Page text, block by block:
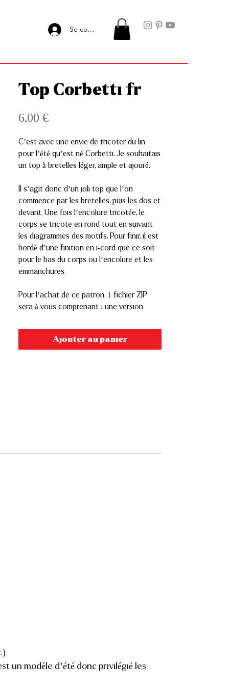
Se connecter
Top Corbetti fr
6,00 €Prix
C’est avec une envie de tricoter du lin
pour l’été qu’est né Corbetti. Je souhaitais
un top à bretelles léger, ample et ajouré.
Il s’agit donc d’un joli top que l’on
commence par les bretelles, puis les dos et
devant. Une fois l’encolure tricotée, le
corps se tricote en rond tout en suivant
les diagrammes des motifs. Pour finir, il est
bordé d’une finition en i-cord que ce soit
pour le bas du corps ou l’encolure et les
emmanchures.
Pour l’achat de ce patron, 1 fichier ZIP
sera à vous comprenant : une version
imprimable avec 1 seule photo et moins de
pages et il vous sera aussi envoyé une
Ajouter au panier
un modèle d’été donc privilégié les